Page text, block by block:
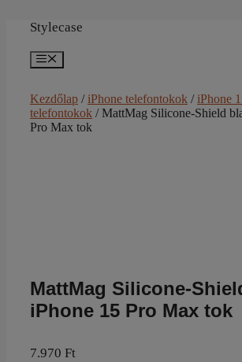
Stylecase
Kezdőlap / iPhone telefontokok / iPhone
telefontokok / MattMag Silicone-Shield
Pro Max tok
MattMag Silicone-
iPhone 15 Pro Max tok
7.970 Ft